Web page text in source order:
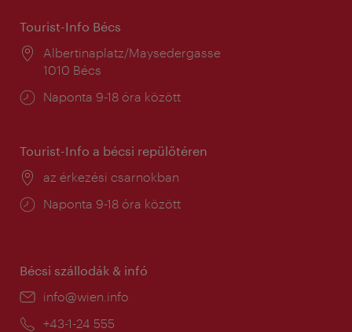
Tourist-Info Bécs
Helyszín:
Albertinaplatz/Maysedergasse
1010 Bécs
Nyitva
Naponta 9-18 óra között
Tourist-Info a bécsi repülőtéren
Helyszín:
az érkezési csarnokban
Nyitva
Naponta 9-18 óra között
Bécsi szállodák & infó
E-
info@wien.info
Telefon:
+43-1-24 555